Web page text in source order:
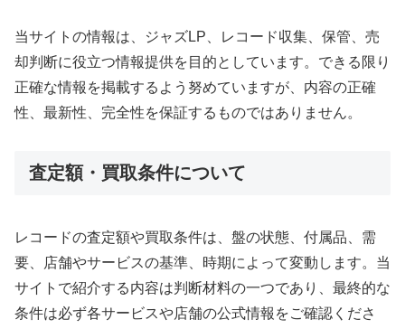
当サイトの情報は、ジャズLP、レコード収集、保管、売
却判断に役立つ情報提供を目的としています。できる限り
正確な情報を掲載するよう努めていますが、内容の正確
性、最新性、完全性を保証するものではありません。
査定額・買取条件について
レコードの査定額や買取条件は、盤の状態、付属品、需
要、店舗やサービスの基準、時期によって変動します。当
サイトで紹介する内容は判断材料の一つであり、最終的な
条件は必ず各サービスや店舗の公式情報をご確認くださ